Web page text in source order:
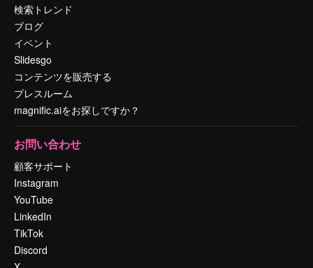
検索トレンド
ブログ
イベント
Slidesgo
コンテンツを販売する
プレスルーム
magnific.aiをお探しですか？
お問い合わせ
顧客サポート
Instagram
YouTube
LinkedIn
TikTok
Discord